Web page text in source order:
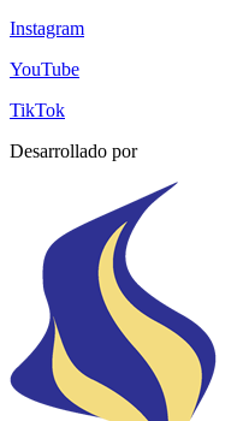
Instagram
YouTube
TikTok
Desarrollado por